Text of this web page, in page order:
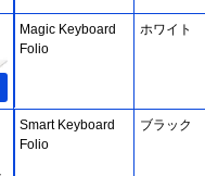
Magic Keyboard
Folio
ホワイト
Smart Keyboard
Folio
ブラック